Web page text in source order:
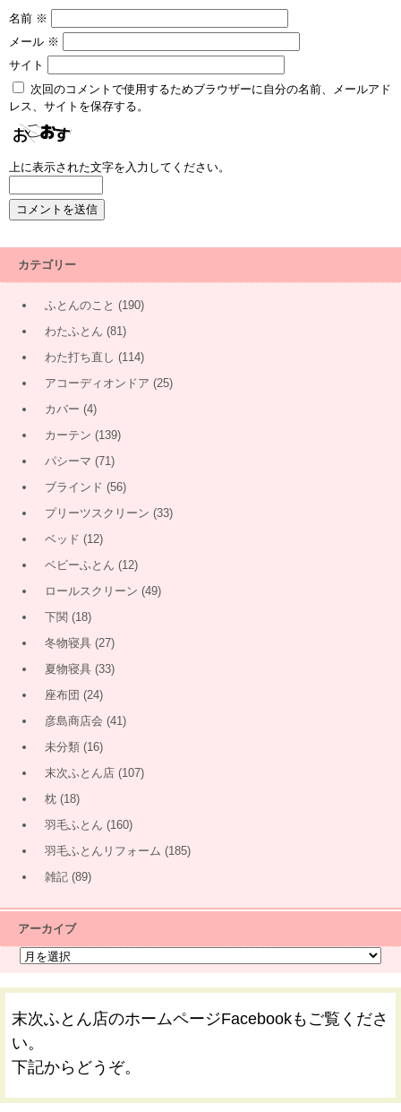
名前 ※
メール ※
サイト
次回のコメントで使用するためブラウザーに自分の名前、メールアド
レス、サイトを保存する。
上に表示された文字を入力してください。
カテゴリー
ふとんのこと (190)
わたふとん (81)
わた打ち直し (114)
アコーディオンドア (25)
カバー (4)
カーテン (139)
パシーマ (71)
ブラインド (56)
プリーツスクリーン (33)
ベッド (12)
ベビーふとん (12)
ロールスクリーン (49)
下関 (18)
冬物寝具 (27)
夏物寝具 (33)
座布団 (24)
彦島商店会 (41)
未分類 (16)
末次ふとん店 (107)
枕 (18)
羽毛ふとん (160)
羽毛ふとんリフォーム (185)
雑記 (89)
アーカイブ
末次ふとん店のホームページFacebookもご覧くださ
い。
下記からどうぞ。